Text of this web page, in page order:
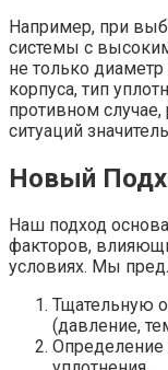
Например, при
системы с
не только диаметр
корпуса, тип
противном
ситуаций
Новый
Наш подход
факторов,
условиях. Мы
Тщательную
(давление,
Определение